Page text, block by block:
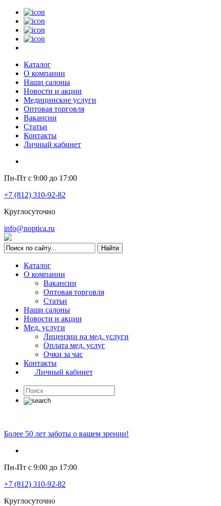
Каталог
О компании
Наши салоны
Новости и акции
Медицинские услуги
Оптовая торговля
Вакансии
Статьи
Контакты
Личный кабинет
Пн-Пт с 9:00 до 17:00
+7 (812) 310-92-82
Круглосуточно
info@noptica.ru
Каталог
О компании
Вакансии
Оптовая торговля
Статьи
Наши салоны
Новости и акции
Мед. услуги
Лицензии на мед. услуги
Оплата мед. услуг
Очки за час
Контакты
Личный кабинет
Более 50 лет заботы о вашем зрении!
Пн-Пт с 9:00 до 17:00
+7 (812) 310-92-82
Круглосуточно